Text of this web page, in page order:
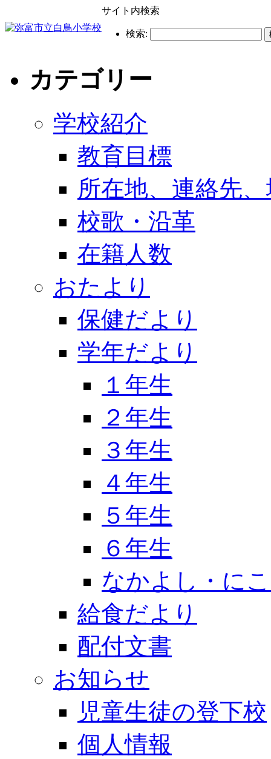
サイト内検索
検索:
カテゴリー
学校紹介
教育目標
所在地、連絡先
校歌・沿革
在籍人数
おたより
保健だより
学年だより
１年生
２年生
３年生
４年生
５年生
６年生
なかよし・に
給食だより
配付文書
お知らせ
児童生徒の登下校
個人情報